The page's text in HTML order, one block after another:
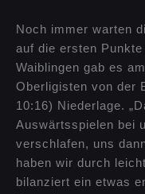
Noch immer warten
auf die ersten
Waiblingen gab es
Oberligisten von der
10:16) Niederlage.
Auswärtsspielen bei
verschlafen, uns
haben wir durch
bilanziert ein etwas